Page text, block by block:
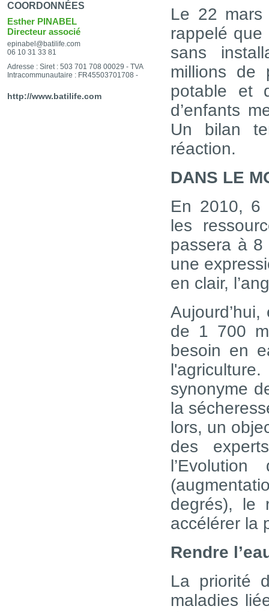
COORDONNÉES
Esther PINABEL
Directeur associé
epinabel@batilife.com
06 10 31 33 81
Adresse : Siret : 503 701 708 00029 - TVA
Intracommunautaire : FR45503701708 -
http://www.batilife.com
Le 22 mars
rappelé
sans
millions de
potable et
d’enfants
Un bilan
réaction.
DANS LE
En 2010, 6
les
passera à 8
une
en clair,
de 1 700
besoin en
synonyme
la
lors, un
des
degrés), le
accélérer la
Rendre
La priorité
maladies